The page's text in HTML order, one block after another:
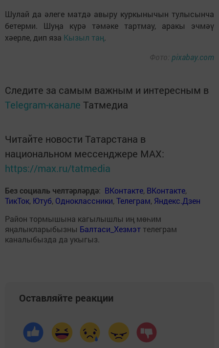
Шулай да әлеге матдә авыру куркынычын тулысынча
бетерми. Шуңа күрә тәмәке тартмау, аракы эчмәү
хәерле, дип яза Кызыл таң.
Фото: pixabay.com
Следите за самым важным и интересным в
Telegram-канале Татмедиа
Читайте новости Татарстана в
национальном мессенджере MАХ:
https://max.ru/tatmedia
Без социаль челтәрләрдә: ВКонтакте, ВКонтакте,
ТикТок, Ютуб, Одноклассники,Телеграм, Яндекс.Дзен
Район тормышына кагылышлы иң мөһим
яңалыкларыбызны Балтаси_Хезмэт телеграм
каналыбызда да укыгыз.
Оставляйте реакции